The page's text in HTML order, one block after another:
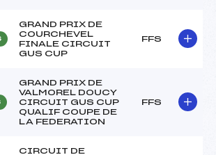
GRAND PRIX DE
COURCHEVEL
FINALE CIRCUIT
GUS CUP
FFS
GRAND PRIX DE
VALMOREL DOUCY
CIRCUIT GUS CUP
QUALIF COUPE DE
LA FEDERATION
FFS
CIRCUIT DE